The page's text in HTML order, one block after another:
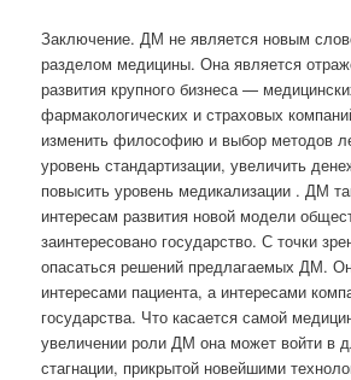
Заключение. ДМ не является новым
разделом медицины. Она является
развития крупного бизнеса —
фармакологических и страховых
изменить философию и выбор методов
уровень стандартизации, увеличить
повысить уровень медикализации . ДМ
интересам развития новой модели
заинтересовано государство. С точки
опасаться решений предлагаемых ДМ.
интересами пациента, а интересами
государства. Что касается самой
увеличении роли ДМ она может войти в
стагнации, прикрытой новейшими